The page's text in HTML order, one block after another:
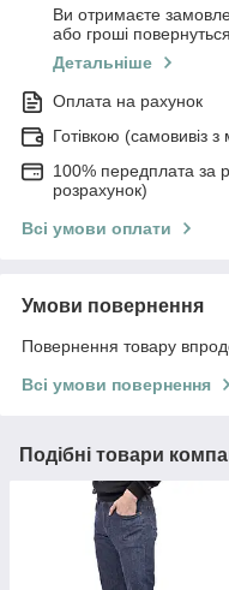
Ви отримаєте
або гроші
Детальніше
Оплата на рахунок
Готівкою (самовивіз з
100% передплата за
розрахунок)
Всі умови оплати
Умови повернення
Повернення товару
Всі умови повернення
Подібні товари